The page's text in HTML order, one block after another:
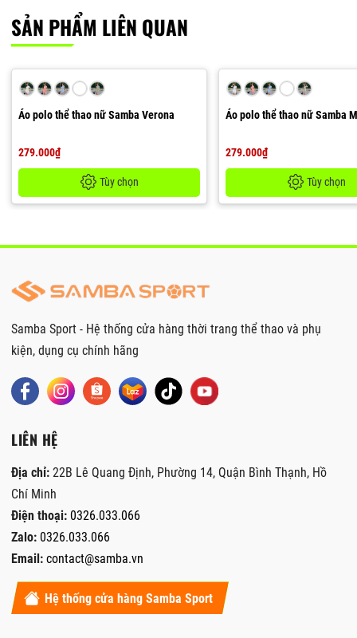
SẢN PHẨM LIÊN QUAN
Áo polo thể thao nữ Samba Verona
279.000₫
Tùy chọn
Áo polo thể thao nữ Samba
279.000₫
Tùy chọn
Samba Sport - Hệ thống cửa hàng thời trang thể thao và phụ
kiện, dụng cụ chính hãng
LIÊN HỆ
Địa chỉ: 22B Lê Quang Định, Phường 14, Quận Bình Thạnh, Hồ
Chí Minh
Điện thoại: 0326.033.066
Zalo: 0326.033.066
Email: contact@samba.vn
Hệ thống cửa hàng Samba Sport